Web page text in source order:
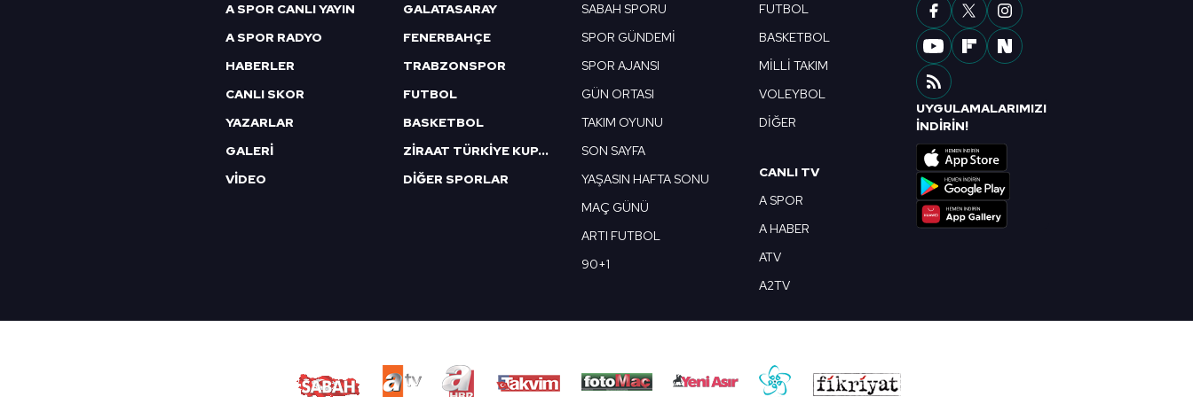
A SPOR CANLI YAYIN
A SPOR RADYO
HABERLER
CANLI SKOR
YAZARLAR
GALERİ
VİDEO
GALATASARAY
FENERBAHÇE
TRABZONSPOR
FUTBOL
BASKETBOL
ZİRAAT TÜRKİYE KUPASI
DİĞER SPORLAR
SABAH SPORU
SPOR GÜNDEMİ
SPOR AJANSI
GÜN ORTASI
TAKIM OYUNU
SON SAYFA
YAŞASIN HAFTA SONU
MAÇ GÜNÜ
ARTI FUTBOL
90+1
FUTBOL
BASKETBOL
MİLLİ TAKIM
VOLEYBOL
DİĞER
CANLI TV
A SPOR
A HABER
ATV
A2TV
UYGULAMALARIMIZI
İNDİRİN!